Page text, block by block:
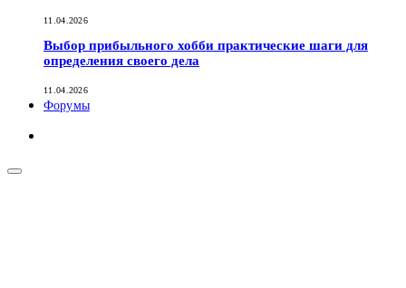
11.04.2026
Выбор прибыльного хобби практические шаги для
определения своего дела
11.04.2026
Форумы